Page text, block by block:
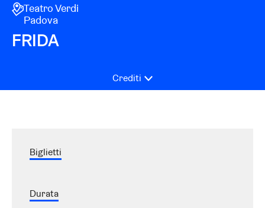
Teatro Verdi
Padova
FRIDA
Crediti
Biglietti
Durata